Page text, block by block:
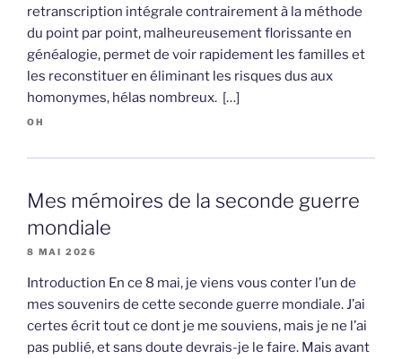
retranscription intégrale contrairement à la méthode
du point par point, malheureusement florissante en
généalogie, permet de voir rapidement les familles et
les reconstituer en éliminant les risques dus aux
homonymes, hélas nombreux. […]
OH
Mes mémoires de la seconde guerre
mondiale
8 MAI 2026
Introduction En ce 8 mai, je viens vous conter l’un de
mes souvenirs de cette seconde guerre mondiale. J’ai
certes écrit tout ce dont je me souviens, mais je ne l’ai
pas publié, et sans doute devrais-je le faire. Mais avant